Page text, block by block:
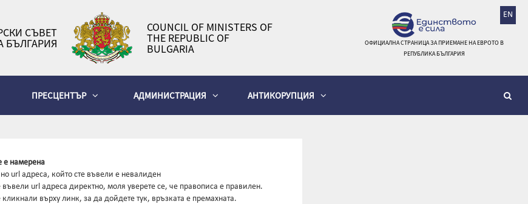
EN
СЪВЕТ
БЪЛГАРИЯ
COUNCIL OF MINISTERS OF
THE REPUBLIC OF
BULGARIA
ОФИЦИАЛНА СТРАНИЦА ЗА ПРИЕМАНЕ НА ЕВРОТО В
РЕПУБЛИКА БЪЛГАРИЯ
ПРЕСЦЕНТЪР АДМИНИСТРАЦИЯ АНТИКОРУПЦИЯ
е намерена
url адреса, който сте въвели е невалиден
въвели url адреса директно, моля уверете се, че правописа е правилен.
кликнали върху линк, за да дойдете тук, връзката е премахната.